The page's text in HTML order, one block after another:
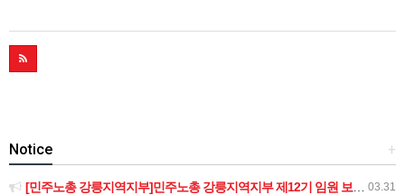
+
Notice
03.31
[민주노총 강릉지역지부]민주노총 강릉지역지부 제12기 임원 보궐선거결과 공고